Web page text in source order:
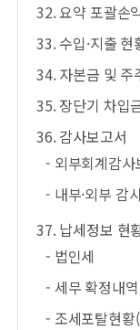
32. 요약 포괄손
33. 수입·지출 현
34. 자본금 및 주
35. 장단기 차입
36. 감사보고서
- 외부회계감사
- 내부·외부 감
37. 납세정보 현
- 법인세
- 세무 확정내역
- 조세포탈현